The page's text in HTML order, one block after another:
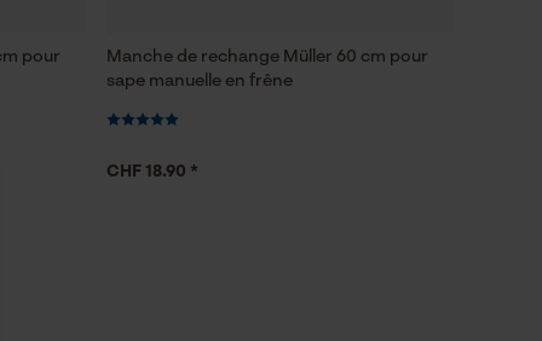
pour
Manche de rechange Müller 60 cm pour
sape manuelle en frêne
CHF 18.90 *